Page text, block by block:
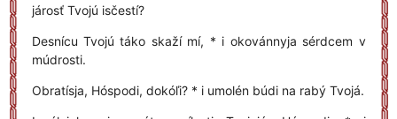
járosť Tvojú isčestí?
Desnícu Tvojú táko skaží mí, * i okovánnyja sérdcem v
múdrosti.
Obratísja, Hóspodi, dokóľi? * i umolén búdi na rabý Tvojá.